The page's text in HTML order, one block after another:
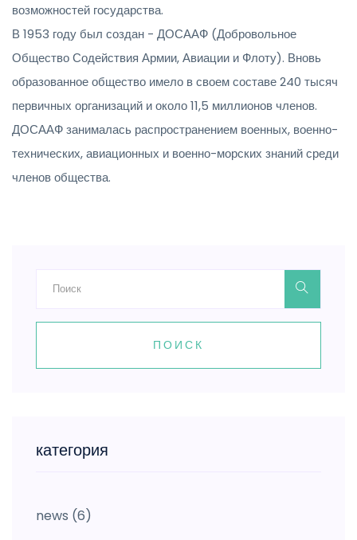
возможностей государства.
В 1953 году был создан - ДОСААФ (Добровольное
Общество Содействия Армии, Авиации и Флоту). Вновь
образованное общество имело в своем составе 240 тысяч
первичных организаций и около 11,5 миллионов членов.
ДОСААФ занималась распространением военных, военно-
технических, авиационных и военно-морских знаний среди
членов общества.
ПОИСК
категория
news (6)